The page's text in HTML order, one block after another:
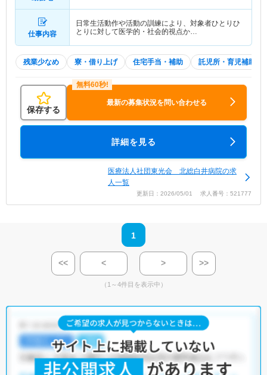
仕事内容
日常生活動作や活動の訓練により、対象者ひとりひ
とりに対して医学的・社会的視点か…
残業少なめ 寮・借り上げ 住宅手当・補助 託児所・育児補助
保存する
最新の募集状況を問い合わせる
詳細を見る
医療法人社団東光会 北総白井病院の求
人一覧
更新日：2026/05/01 求人番号：521777
1
<< < > >>
（1～4件目を表示中）